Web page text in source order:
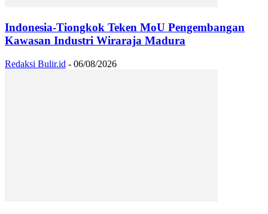
Indonesia-Tiongkok Teken MoU Pengembangan
Kawasan Industri Wiraraja Madura
Redaksi Bulir.id - 06/08/2026